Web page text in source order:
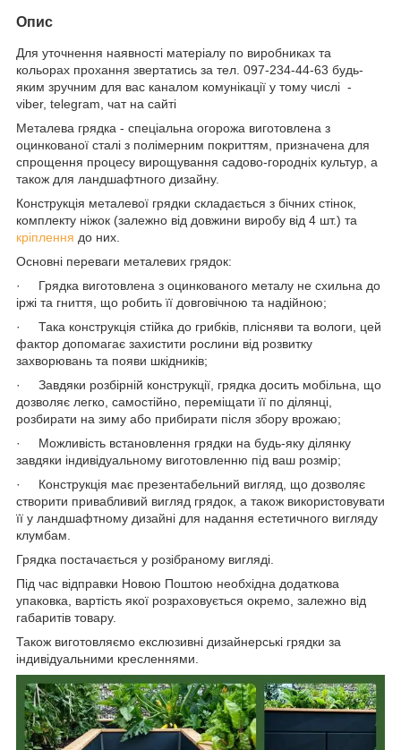
Опис
Для уточнення наявності матеріалу по виробниках та
кольорах прохання звертатись за тел. 097-234-44-63 будь-
яким зручним для вас каналом комунікації у тому числі -
viber, telegram, чат на сайті
Металева грядка - спеціальна огорожа виготовлена з
оцинкованої сталі з полімерним покриттям, призначена для
спрощення процесу вирощування садово-городніх культур, а
також для ландшафтного дизайну.
Конструкція металевої грядки складається з бічних стінок,
комплекту ніжок (залежно від довжини виробу від 4 шт.) та
кріплення до них.
Основні переваги металевих грядок:
· Грядка виготовлена з оцинкованого металу не схильна до
іржі та гниття, що робить її довговічною та надійною;
· Така конструкція стійка до грибків, плісняви та вологи, цей
фактор допомагає захистити рослини від розвитку
захворювань та появи шкідників;
· Завдяки розбірній конструкції, грядка досить мобільна, що
дозволяє легко, самостійно, переміщати її по ділянці,
розбирати на зиму або прибирати після збору врожаю;
· Можливість встановлення грядки на будь-яку ділянку
завдяки індивідуальному виготовленню під ваш розмір;
· Конструкція має презентабельний вигляд, що дозволяє
створити привабливий вигляд грядок, а також використовувати
її у ландшафтному дизайні для надання естетичного вигляду
клумбам.
Грядка постачається у розібраному вигляді.
Під час відправки Новою Поштою необхідна додаткова
упаковка, вартість якої розраховується окремо, залежно від
габаритів товару.
Також виготовляємо екслюзивні дизайнерські грядки за
індивідуальними кресленнями.